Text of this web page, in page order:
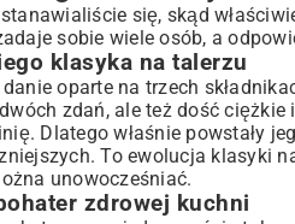
ma znaczenie
i konsystencji
i soczysta?
leczo do swoich potrzeb
– pomysły na danie bez mięsa
dla sytości
dla tradycyjnego przepisu
z cukinii?
się, skąd
sobie wiele osób, a
klasyka na talerzu
oparte na trzech
zdań, ale też dość
Dlatego właśnie powstały
To ewolucja klasyki
unowocześniać.
zdrowej kuchni